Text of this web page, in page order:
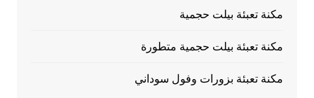
مكنة تعبئة بيلت حجمية
مكنة تعبئة بيلت حجمية متطورة
مكنة تعبئة بزورات وفول سوداني